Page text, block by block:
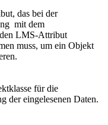
das bei der
mit dem
LMS-Attribut
muss, um ein Objekt
für die
der eingelesenen Daten.